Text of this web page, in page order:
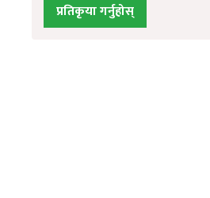
प्रतिकृया गर्नुहोस्